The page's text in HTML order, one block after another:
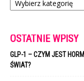
OSTATNIE WPISY
GLP-1 – CZYM JEST
ŚWIAT?